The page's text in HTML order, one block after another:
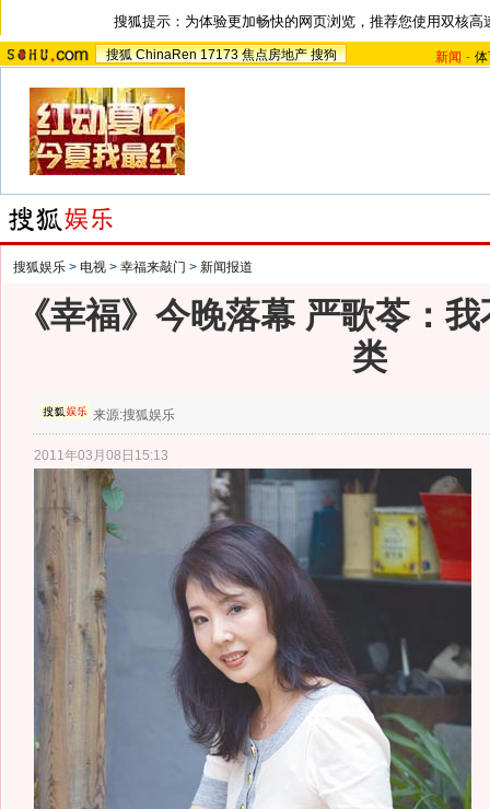
搜狐提示：为体验更加畅快的网页浏览，推荐您使用双核高
搜狐 ChinaRen 17173 焦点房地产 搜狗 新闻 -
搜狐娱乐 > 电视 > 幸福来敲门 > 新闻报道
《幸福》今晚落幕 严歌苓：
类
来源:搜狐娱乐
2011年03月08日15:13